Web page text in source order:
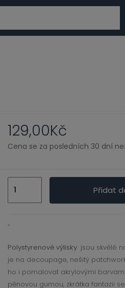
129,00Kč
Cena se za posledních 30 dní
Přidat
”
Polystyrenové výlisky jsou skvělé
je na decoupage, nešitý
ho i pomalovat akrylovými
pěnovou gumou, zkrátka fantazii
modal-check